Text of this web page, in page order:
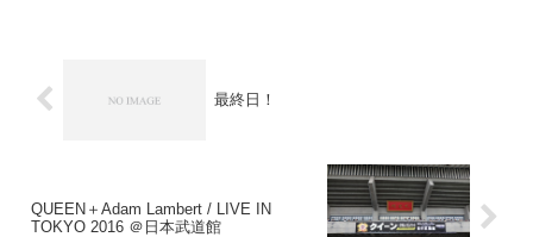
最終日！
QUEEN＋Adam Lambert / LIVE IN
TOKYO 2016 ＠日本武道館